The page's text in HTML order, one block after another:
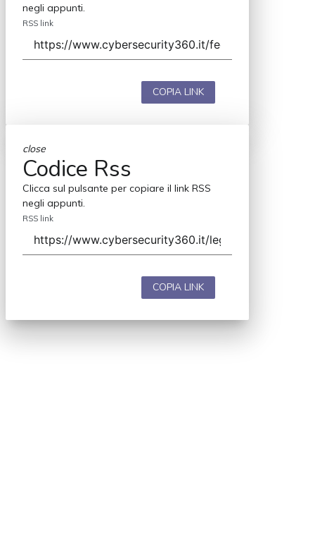
negli appunti.
RSS link
COPIA LINK
close
Codice Rss
Clicca sul pulsante per copiare il link RSS
negli appunti.
RSS link
COPIA LINK